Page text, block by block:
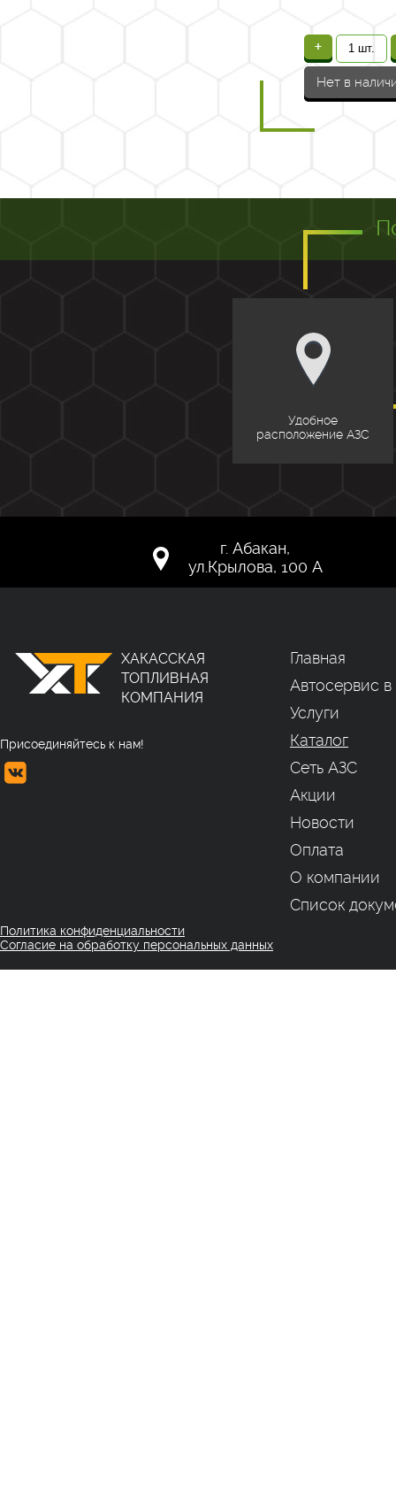
+
Нет в
Удобное
расположение АЗС
г. Абакан,
ул.Крылова, 100 А
ХАКАССКАЯ
ТОПЛИВНАЯ
КОМПАНИЯ
Присоединяйтесь к нам!
Главная
Автосервис
Услуги
Каталог
Сеть АЗС
Акции
Новости
Оплата
О компании
Список
Политика конфиденциальности
Согласие на обработку персональных данных